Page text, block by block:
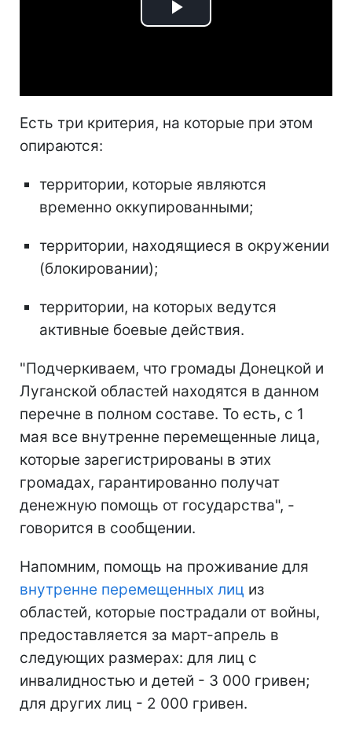
Play
Есть три критерия, на которые при этом
опираются:
территории, которые являются
временно оккупированными;
территории, находящиеся в окружении
(блокировании);
территории, на которых ведутся
активные боевые действия.
"Подчеркиваем, что громады Донецкой и
Луганской областей находятся в данном
перечне в полном составе. То есть, с 1
мая все внутренне перемещенные лица,
которые зарегистрированы в этих
громадах, гарантированно получат
денежную помощь от государства", -
говорится в сообщении.
Напомним, помощь на проживание для
внутренне перемещенных лиц из
областей, которые пострадали от войны,
предоставляется за март-апрель в
следующих размерах: для лиц с
инвалидностью и детей - 3 000 гривен;
для других лиц - 2 000 гривен.